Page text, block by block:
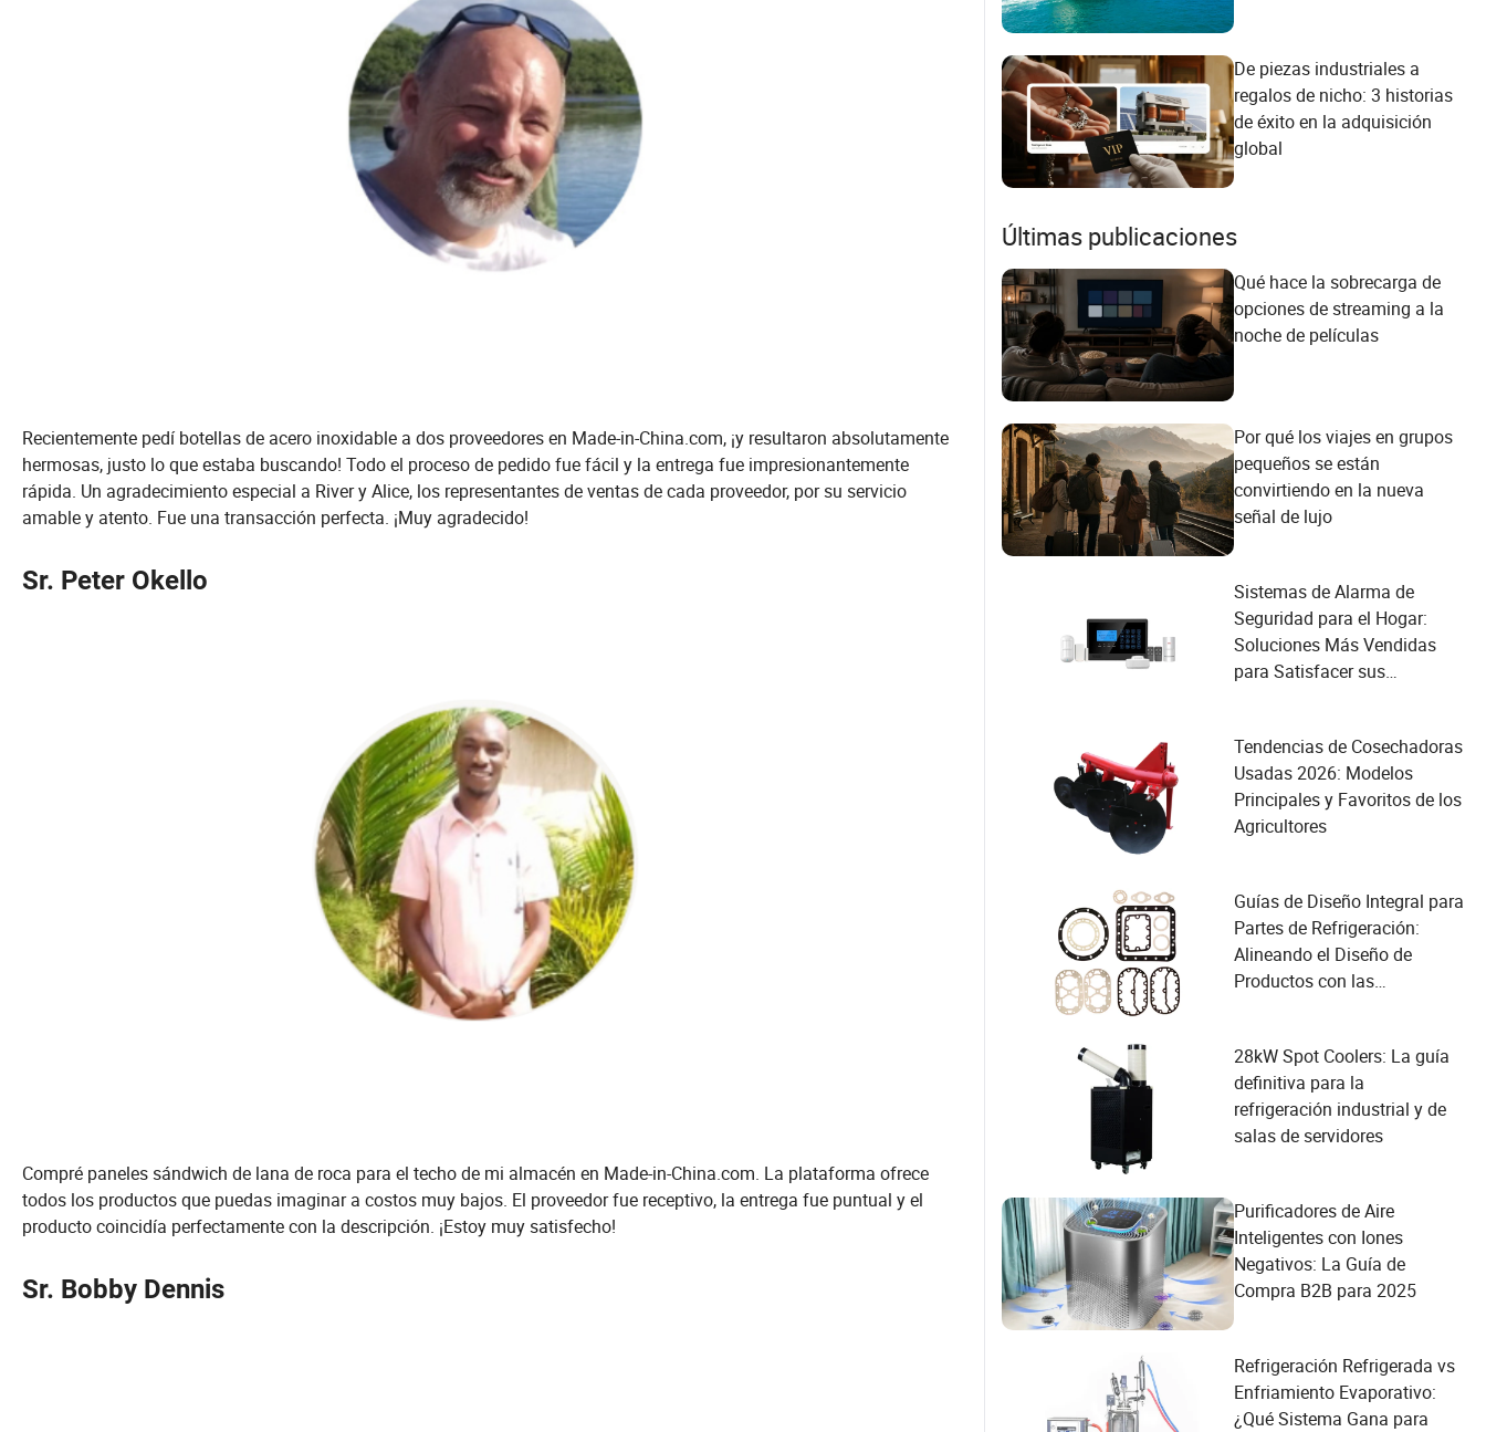
Recientemente pedí botellas de acero inoxidable a dos proveedores en Made-in-China.com, ¡y resultaron absolutamente
hermosas, justo lo que estaba buscando! Todo el proceso de pedido fue fácil y la entrega fue impresionantemente
rápida. Un agradecimiento especial a River y Alice, los representantes de ventas de cada proveedor, por su servicio
amable y atento. Fue una transacción perfecta. ¡Muy agradecido!
Sr. Peter Okello
Compré paneles sándwich de lana de roca para el techo de mi almacén en Made-in-China.com. La plataforma ofrece
todos los productos que puedas imaginar a costos muy bajos. El proveedor fue receptivo, la entrega fue puntual y el
producto coincidía perfectamente con la descripción. ¡Estoy muy satisfecho!
Sr. Bobby Dennis
De piezas industriales a
regalos de nicho: 3 historias
de éxito en la adquisición
global
Últimas publicaciones
Qué hace la sobrecarga de
opciones de streaming a la
noche de películas
Por qué los viajes en grupos
pequeños se están
convirtiendo en la nueva
señal de lujo
Sistemas de Alarma de
Seguridad para el Hogar:
Soluciones Más Vendidas
para Satisfacer sus
Tendencias de Cosechadoras
Usadas 2026: Modelos
Principales y Favoritos de los
Agricultores
Guías de Diseño Integral para
Partes de Refrigeración:
Alineando el Diseño de
Productos con las
28kW Spot Coolers: La guía
definitiva para la
refrigeración industrial y de
salas de servidores
Purificadores de Aire
Inteligentes con Iones
Negativos: La Guía de
Compra B2B para 2025
Refrigeración Refrigerada vs
Enfriamiento Evaporativo:
¿Qué Sistema Gana para